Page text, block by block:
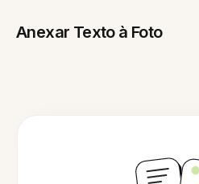
Anexar Texto à Foto